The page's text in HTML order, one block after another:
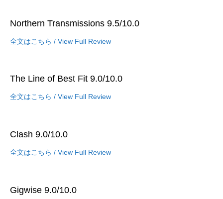
Northern Transmissions 9.5/10.0
全文はこちら / View Full Review
The Line of Best Fit 9.0/10.0
全文はこちら / View Full Review
Clash 9.0/10.0
全文はこちら / View Full Review
Gigwise 9.0/10.0